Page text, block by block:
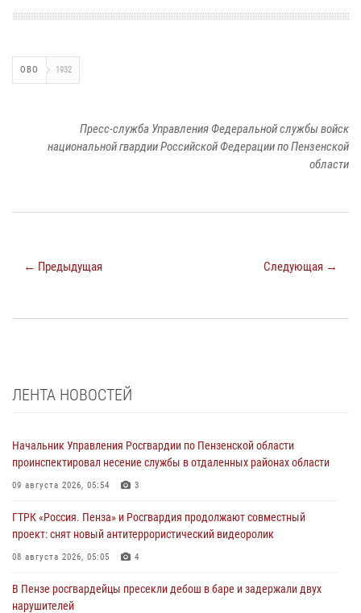
ОВО 1932
Пресс-служба Управления Федеральной службы войск
национальной гвардии Российской Федерации по Пензенской
области
← Предыдущая Следующая →
ЛЕНТА НОВОСТЕЙ
Начальник Управления Росгвардии по Пензенской области
проинспектировал несение службы в отдаленных районах области
09 августа 2026, 05:54 3
ГТРК «Россия. Пенза» и Росгвардия продолжают совместный
проект: снят новый антитеррористический видеоролик
08 августа 2026, 05:05 4
В Пензе росгвардейцы пресекли дебош в баре и задержали двух
нарушителей